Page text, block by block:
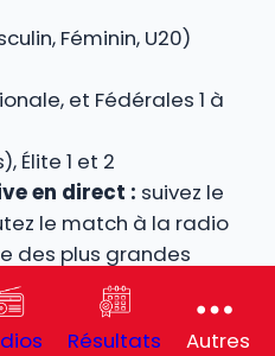
Féminin, U20)
et Fédérales 1 à
Élite 1 et 2
en direct : suivez le
le match à la radio
des plus grandes
– France en
à la radio : vivez
Résultats Autres